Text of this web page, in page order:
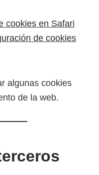
cookies en Safari
de cookies
algunas cookies
de la web.